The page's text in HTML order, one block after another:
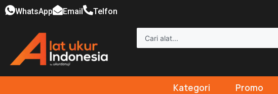
WhatsApp Email Telfon
Kategori Promo